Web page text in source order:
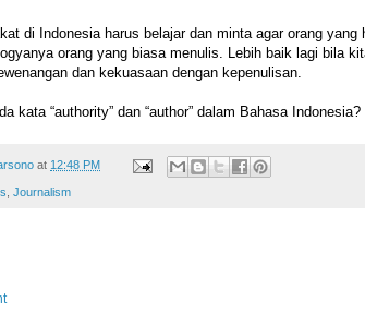
di Indonesia harus belajar dan minta agar orang yang
orang yang biasa menulis. Lebih baik lagi bila
dan kekuasaan dengan kepenulisan.
kata “authority” dan “author” dalam Bahasa Indonesia?
at 12:48 PM
Journalism